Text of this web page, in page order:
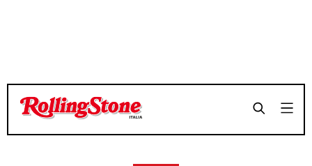
TEMPO DI LETTURA 3 MINUTI SHARE
TEMPO DI LETTURA 3 MINUTI SHARE